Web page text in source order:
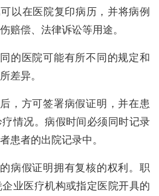
以在医院复印病历，并将病例
赔偿、法律诉讼等用途。
的医院可能有所不同的规定和
差异。
，方可签署病假证明，并在患
情况。病假时间必须同时记录
患者的出院记录中。
病假证明拥有复核的权利。职
业医疗机构或指定医院开具的